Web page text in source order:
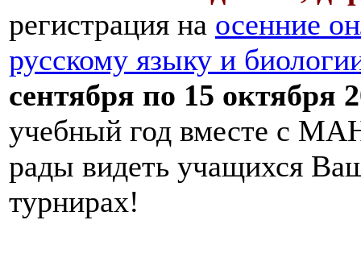
регистрация на осенние
русскому языку и
сентября по 15 октября
учебный год вместе с
рады видеть учащихся
турнирах!